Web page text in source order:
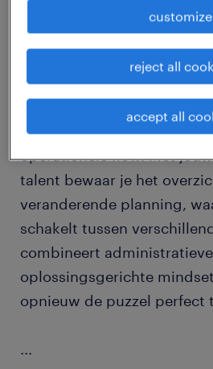
job details
Als Planner binnen deze
logistieke omgeving ben jij
schakel die zorgt voor een
operationele flow. Met
talent bewaar je het
veranderende planning,
schakelt tussen
combineert
oplossingsgerichte
opnieuw de puzzel perfect
...
customize
reject all
accept all